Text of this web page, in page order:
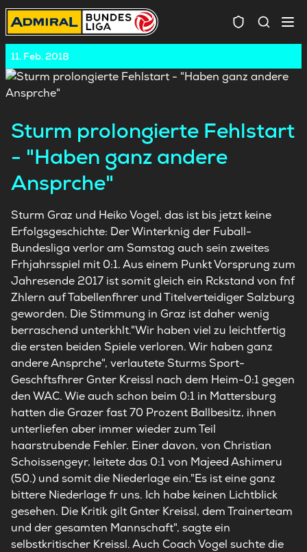
11. Feb. 2018
Sturm prolongierte Fehlstart
- "Haben ganz andere
Ansprche"
Sturm Graz und Heiko Vogel, das ist bis jetzt keine
Erfolgsgeschichte: Der Winterknig der Fuball-
Bundesliga verlor am Samstag auch sein zweites
Frhjahrsspiel mit 0:1. Aus einem Punkt Vorsprung zum
Jahresende 2017 ist somit gleich ein Rckstand von fnf
Zhlern auf Tabellenfhrer und Titelverteidiger Salzburg
geworden. Die Stimmung in Graz ist daher wenig
berraschend unterkhlt."Wir haben viel zu leichtfertig
die ersten beiden Spiele verloren. Wir haben ganz
andere Ansprche", verlautete Sturms Sport-
Geschftsfhrer Gnter Kreissl nach dem Heim-0:1 gegen
den WAC. Wie auch schon beim 0:1 in Mattersburg
hatten die Grazer fast 70 Prozent Ballbesitz, ihnen
unterliefen aber immer wieder zum Teil
haarstrubende Fehler. Einer davon, von Christian
Schoissengeyr, leitete das 0:1 von Majeed Ashimeru
(50.) und somit die Niederlage ein."Es ist eine ganz
bittere Niederlage fr uns. Ich habe keinen Lichtblick
gesehen. Die Kritik gilt Gnter Kreissl, dem Trainerteam
und der gesamten Mannschaft", sagte ein
selbstkritischer Kreissl. Auch Coach Vogel suchte die